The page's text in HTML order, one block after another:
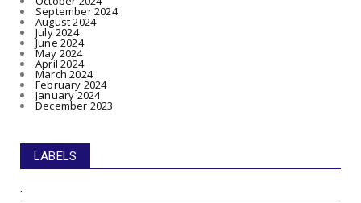
September 2024
August 2024
July 2024
June 2024
May 2024
April 2024
March 2024
February 2024
January 2024
December 2023
LABELS
.